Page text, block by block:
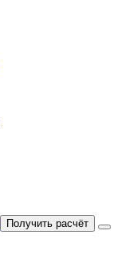
Получить расчёт